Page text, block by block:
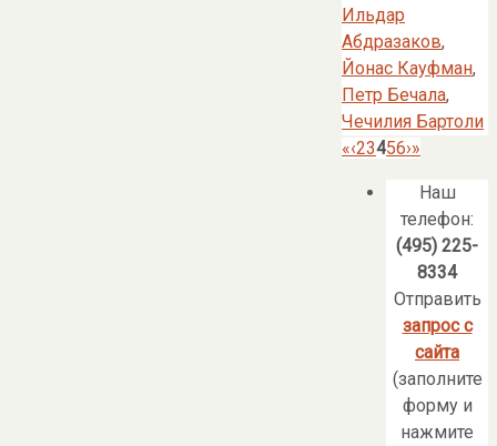
Ильдар
Абдразаков,
Йонас Кауфман,
Петр Бечала,
Чечилия Бартоли
«‹23456›»
Наш
телефон:
(495) 225-
8334
Отправить
запрос с
сайта
(заполните
форму и
нажмите